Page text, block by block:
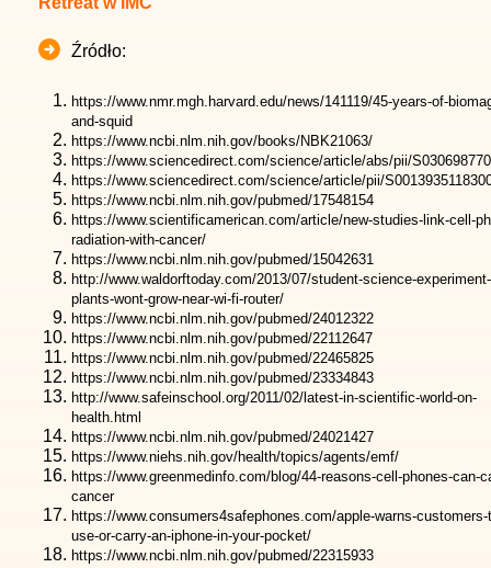
Źródło:
https://www.nmr.mgh.harvard.edu/news/141119/45-years-of-
and-squid
https://www.ncbi.nlm.nih.gov/books/NBK21063/
https://www.sciencedirect.com/science/article/abs/pii/S03069
https://www.sciencedirect.com/science/article/pii/S00139351
https://www.ncbi.nlm.nih.gov/pubmed/17548154
https://www.scientificamerican.com/article/new-studies-link-cell-
radiation-with-cancer/
https://www.ncbi.nlm.nih.gov/pubmed/15042631
http://www.waldorftoday.com/2013/07/student-science-
plants-wont-grow-near-wi-fi-router/
https://www.ncbi.nlm.nih.gov/pubmed/24012322
https://www.ncbi.nlm.nih.gov/pubmed/22112647
https://www.ncbi.nlm.nih.gov/pubmed/22465825
https://www.ncbi.nlm.nih.gov/pubmed/23334843
http://www.safeinschool.org/2011/02/latest-in-scientific-world-on-
health.html
https://www.ncbi.nlm.nih.gov/pubmed/24021427
https://www.niehs.nih.gov/health/topics/agents/emf/
https://www.greenmedinfo.com/blog/44-reasons-cell-phones-can-
cancer
https://www.consumers4safephones.com/apple-warns-customers-
use-or-carry-an-iphone-in-your-pocket/
https://www.ncbi.nlm.nih.gov/pubmed/22315933